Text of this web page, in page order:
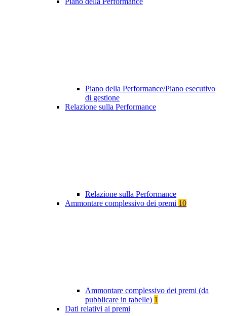
Piano della Performance/Piano esecutivo
di gestione
Relazione sulla Performance
Relazione sulla Performance
Ammontare complessivo dei premi 10
Ammontare complessivo dei premi (da
pubblicare in tabelle) 1
Dati relativi ai premi